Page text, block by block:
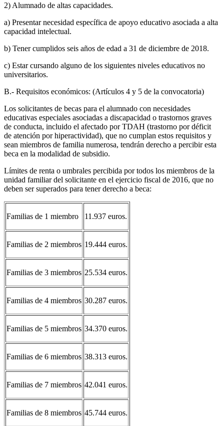
2) Alumnado de altas capacidades.
a) Presentar necesidad específica de apoyo educativo asociada a alta
capacidad intelectual.
b) Tener cumplidos seis años de edad a 31 de diciembre de 2018.
c) Estar cursando alguno de los siguientes niveles educativos no
universitarios.
B.- Requisitos económicos: (Artículos 4 y 5 de la convocatoria)
Los solicitantes de becas para el alumnado con necesidades
educativas especiales asociadas a discapacidad o trastornos graves
de conducta, incluido el afectado por TDAH (trastorno por déficit
de atención por hiperactividad), que no cumplan estos requisitos y
sean miembros de familia numerosa, tendrán derecho a percibir esta
beca en la modalidad de subsidio.
Límites de renta o umbrales percibida por todos los miembros de la
unidad familiar del solicitante en el ejercicio fiscal de 2016, que no
deben ser superados para tener derecho a beca:
Familias de 1 miembro 11.937 euros.
Familias de 2 miembros 19.444 euros.
Familias de 3 miembros 25.534 euros.
Familias de 4 miembros 30.287 euros.
Familias de 5 miembros 34.370 euros.
Familias de 6 miembros 38.313 euros.
Familias de 7 miembros 42.041 euros.
Familias de 8 miembros 45.744 euros.